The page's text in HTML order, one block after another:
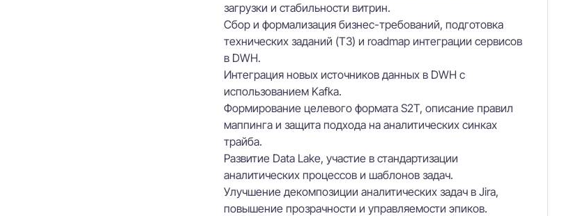
загрузки и стабильности витрин.
Сбор и формализация бизнес-требований, подготовка
технических заданий (ТЗ) и roadmap интеграции сервисов
в DWH.
Интеграция новых источников данных в DWH с
использованием Kafka.
Формирование целевого формата S2T, описание правил
маппинга и защита подхода на аналитических синках
трайба.
Развитие Data Lake, участие в стандартизации
аналитических процессов и шаблонов задач.
Улучшение декомпозиции аналитических задач в Jira,
повышение прозрачности и управляемости эпиков.